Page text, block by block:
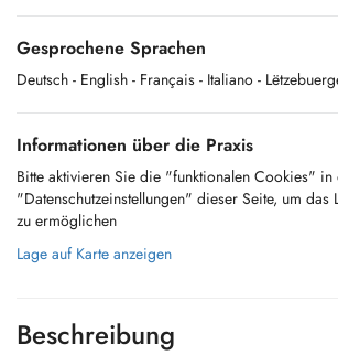
Gesprochene Sprachen
Deutsch - English - Français - Italiano -
Informationen über die Praxis
Bitte aktivieren Sie die "funktionalen Cookies" in
"Datenschutzeinstellungen" dieser Seite, um das
zu ermöglichen
Lage auf Karte anzeigen
Beschreibung